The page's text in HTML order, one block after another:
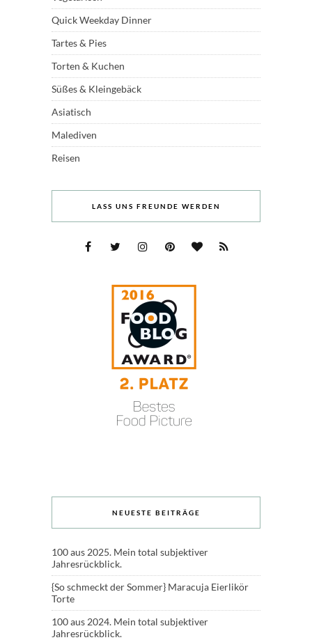
Quick Weekday Dinner
Tartes & Pies
Torten & Kuchen
Süßes & Kleingebäck
Asiatisch
Malediven
Reisen
LASS UNS FREUNDE WERDEN
NEUESTE BEITRÄGE
100 aus 2025. Mein total subjektiver
Jahresrückblick.
{So schmeckt der Sommer} Maracuja Eierlikör
Torte
100 aus 2024. Mein total subjektiver
Jahresrückblick.